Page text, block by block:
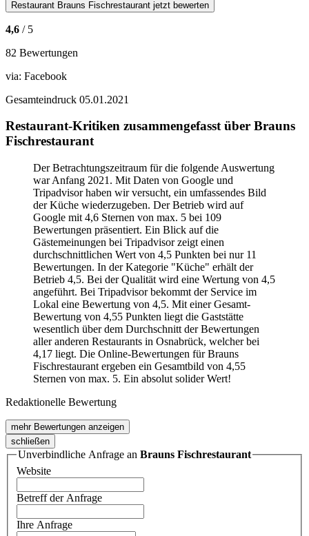
Restaurant Brauns Fischrestaurant jetzt bewerten
4,6 / 5
82 Bewertungen
via: Facebook
Gesamteindruck 05.01.2021
Restaurant-Kritiken zusammengefasst über Brauns
Fischrestaurant
Der Betrachtungszeitraum für die folgende Auswertung
war Anfang 2021. Mit Daten von Google und
Tripadvisor haben wir versucht, ein umfassendes Bild
der Küche wiederzugeben. Der Betrieb wird auf
Google mit 4,6 Sternen von max. 5 bei 109
Bewertungen präsentiert. Ein Blick auf die
Gästemeinungen bei Tripadvisor zeigt einen
durchschnittlichen Wert von 4,5 Punkten bei nur 11
Bewertungen. In der Kategorie "Küche" erhält der
Betrieb 4,5. Bei der Qualität wird eine Wertung von 4,5
angeführt. Bei Tripadvisor bekommt der Service im
Lokal eine Bewertung von 4,5. Mit einer Gesamt-
Bewertung von 4,55 Punkten liegt die Gaststätte
wesentlich über dem Durchschnitt der Bewertungen
aller anderen Restaurants in Osnabrück, welcher bei
4,17 liegt. Die Online-Bewertungen für Brauns
Fischrestaurant ergeben ein Gesamtbild von 4,55
Sternen von max. 5. Ein absolut solider Wert!
Redaktionelle Bewertung
mehr Bewertungen anzeigen
schließen
Unverbindliche Anfrage an Brauns Fischrestaurant
Website
Betreff der Anfrage
Ihre Anfrage